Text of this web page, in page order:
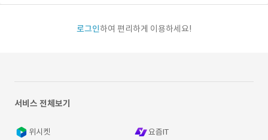
로그인하여 편리하게 이용하세요!
서비스 전체보기
위시켓 요즘IT